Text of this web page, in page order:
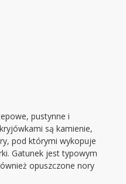
pustynne i
są kamienie,
pod którymi wykopuje
Gatunek jest typowym
opuszczone nory